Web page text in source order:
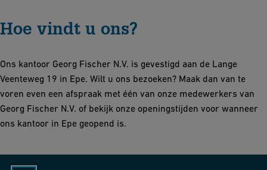
Hoe vindt u ons?
Ons kantoor Georg Fischer N.V. is gevestigd aan de Lange
Veenteweg 19 in Epe. Wilt u ons bezoeken? Maak dan van te
voren even een afspraak met één van onze medewerkers van
Georg Fischer N.V. of bekijk onze openingstijden voor wanneer
ons kantoor in Epe geopend is.